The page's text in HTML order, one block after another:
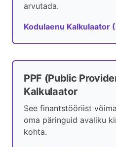
arvutada.
Kodulaenu Kalkulaator
PPF (Public
Kalkulaator
See finantstööriist
oma päringuid avaliku
kohta.